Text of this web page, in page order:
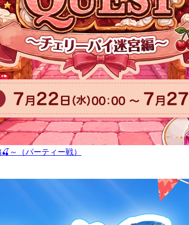
～（パーティー戦）